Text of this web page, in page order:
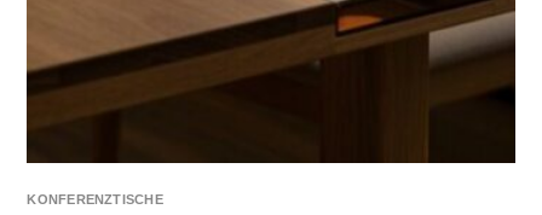
KONFERENZTISCHE